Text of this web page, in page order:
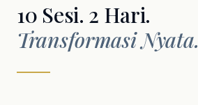
10 Sesi. 2 Hari.
Transformasi Nyata.